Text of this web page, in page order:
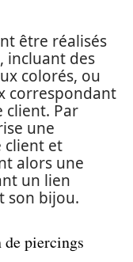
être réalisés
incluant des
colorés, ou
correspondant
client. Par
une
client et
alors une
un lien
son bijou.
de piercings